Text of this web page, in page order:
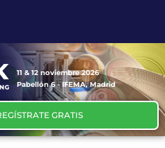
11 & 12 noviembre 2026
Pabellón 6 - IFEMA, Madrid
GRATIS